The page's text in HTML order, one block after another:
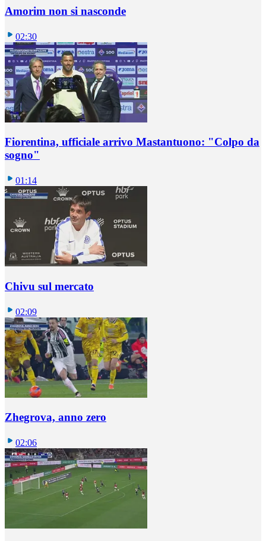
Amorim non si nasconde
02:30
Fiorentina, ufficiale arrivo Mastantuono: "Colpo da
sogno"
01:14
Chivu sul mercato
02:09
Zhegrova, anno zero
02:06